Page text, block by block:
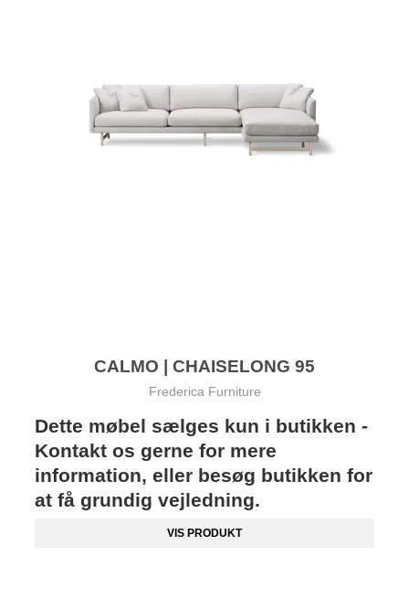
CALMO | CHAISELONG 95
Frederica Furniture
Dette møbel sælges kun i butikken -
Kontakt os gerne for mere
information, eller besøg butikken for
at få grundig vejledning.
VIS PRODUKT